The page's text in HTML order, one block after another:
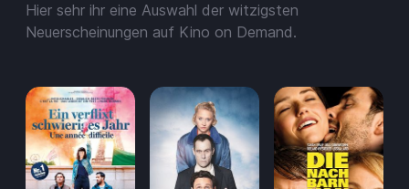
Guthaben
Einlösen
Hier sehr ihr eine Auswahl der witzigsten
Neuerscheinungen auf Kino on Demand.